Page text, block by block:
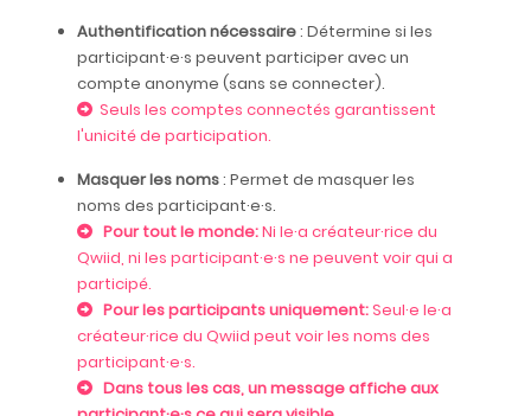
Authentification nécessaire: Détermine si les
participant·e·s peuvent participer avec un
compte anonyme (sans se connecter).
Seuls les comptes connectés garantissent
l'unicité de participation.
Masquer les noms: Permet de masquer les
noms des participant·e·s.
Pour tout le monde:Ni le·a créateur·rice du
Qwiid, ni les participant·e·s ne peuvent voir qui a
participé.
Pour les participants uniquement:Seul·e le·a
créateur·rice du Qwiid peut voir les noms des
participant·e·s.
Dans tous les cas, un message affiche aux